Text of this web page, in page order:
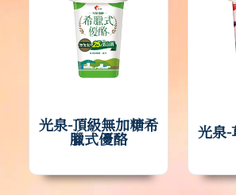
光泉-頂級無加糖希
臘式優酪 光泉-